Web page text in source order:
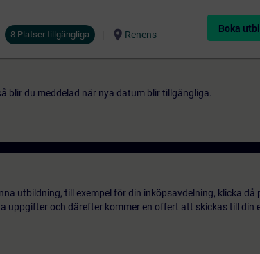
8 Platser tillgängliga location_on Renens
Boka
blir du meddelad när nya datum blir tillgängliga.
utbildning, till exempel för din inköpsavdelning, klicka då
uppgifter och därefter kommer en offert att skickas till din